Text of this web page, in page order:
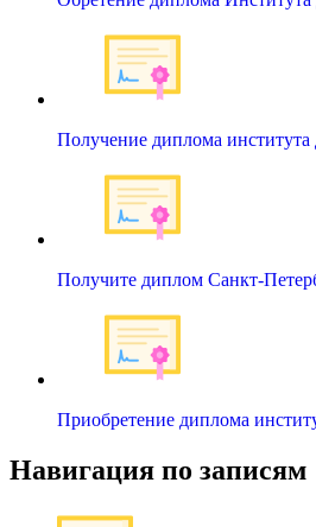
Получение диплома
Получите диплом Санкт-
Приобретение диплома
Навигация по записям